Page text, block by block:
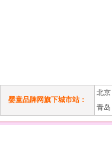
婴童品牌网旗下城市站：
北京
青岛